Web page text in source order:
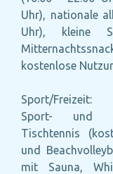
Uhr), nationale
Uhr), kleine
kostenlose
Sport/Freizeit:
Sport- und
Tischtennis
und
mit Sauna,